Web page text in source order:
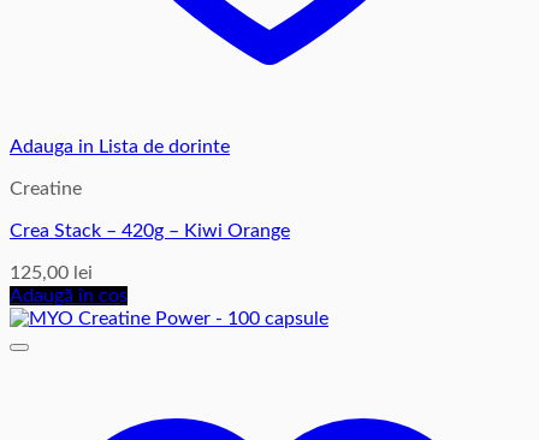
Adauga in Lista de dorinte
Creatine
Crea Stack – 420g – Kiwi Orange
125,00 lei
Adaugă în coș